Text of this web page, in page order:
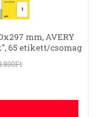
mm, AVERY
65 etikett/csomag